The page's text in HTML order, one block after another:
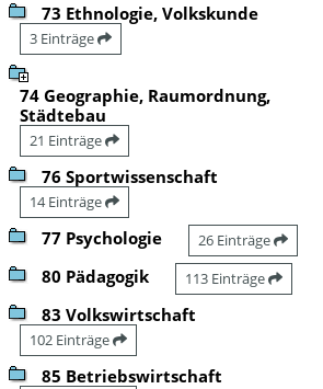
73 Ethnologie, Volkskunde
3 Einträge
74 Geographie, Raumordnung,
Städtebau
21 Einträge
76 Sportwissenschaft
14 Einträge
77 Psychologie 26 Einträge
80 Pädagogik 113 Einträge
83 Volkswirtschaft
102 Einträge
85 Betriebswirtschaft